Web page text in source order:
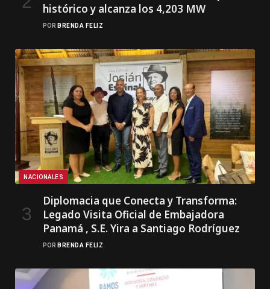
histórico y alcanza los 4,203 MW
POR BRENDA FELIZ
NACIONALES
Diplomacia que Conecta y Transforma:
Legado Visita Oficial de Embajadora
Panamá , S.E. Yira a Santiago Rodríguez
POR BRENDA FELIZ